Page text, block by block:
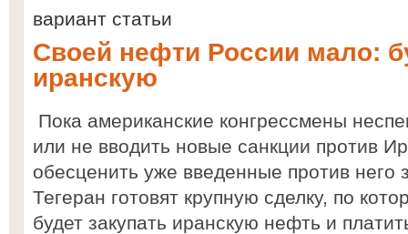
вариант статьи
Своей нефти России мало:
иранскую
Пока американские конгрессмены
или не вводить новые санкции против
обесценить уже введенные против
Тегеран готовят крупную сделку, по
будет закупать иранскую нефть и